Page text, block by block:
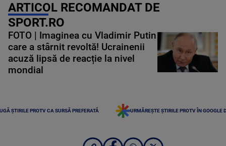
ARTICOL RECOMANDAT DE
SPORT.RO
FOTO | Imaginea cu Vladimir Putin
care a stârnit revoltă! Ucrainenii
acuză lipsă de reacție la nivel
mondial
ȘTIRILE PROTV CA SURSĂ PREFERATĂ URMĂREȘTE ȘTIRILE PROTV ÎN GOOGLE